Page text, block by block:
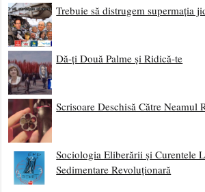
Trebuie să distrugem supermația
Dă-ți Două Palme și Ridică-te
Scrisoare Deschisă Către Neamul
Sociologia Eliberării și Curentele
Sedimentare Revoluționară